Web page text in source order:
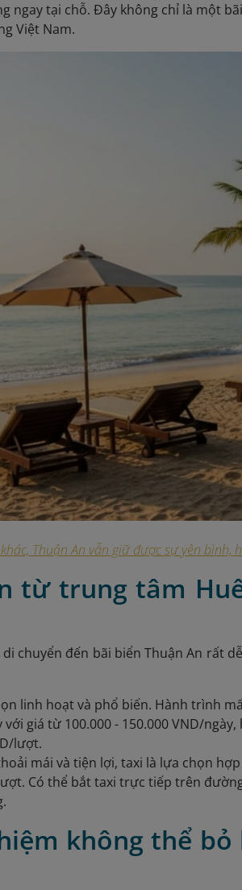
ngay tại chỗ. Đây không chỉ là một
Việt Nam.
Thuận An vẫn giữ được sự yên
từ trung tâm
chuyển đến bãi biển Thuận An rất
linh hoạt và phổ biến. Hành trình
giá từ 100.000 - 150.000 VND/
lượt.
mái và tiện lợi, taxi là lựa chọn
Có thể bắt taxi trực tiếp trên
không thể